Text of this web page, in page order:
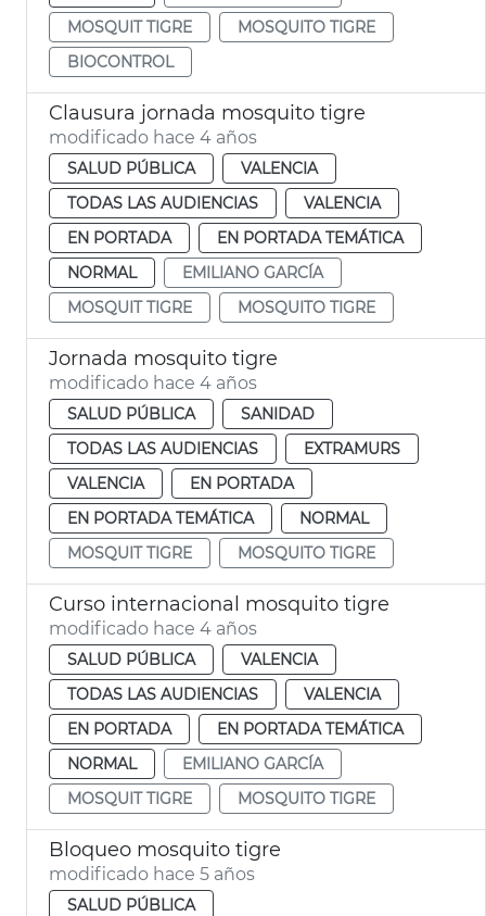
MOSQUIT TIGRE
MOSQUITO TIGRE
BIOCONTROL
Clausura jornada mosquito tigre
modificado hace 4 años
SALUD PÚBLICA
VALENCIA
TODAS LAS AUDIENCIAS
VALENCIA
EN PORTADA
EN PORTADA TEMÁTICA
NORMAL
EMILIANO GARCÍA
MOSQUIT TIGRE
MOSQUITO TIGRE
Jornada mosquito tigre
modificado hace 4 años
SALUD PÚBLICA
SANIDAD
TODAS LAS AUDIENCIAS
EXTRAMURS
VALENCIA
EN PORTADA
EN PORTADA TEMÁTICA
NORMAL
MOSQUIT TIGRE
MOSQUITO TIGRE
Curso internacional mosquito tigre
modificado hace 4 años
SALUD PÚBLICA
VALENCIA
TODAS LAS AUDIENCIAS
VALENCIA
EN PORTADA
EN PORTADA TEMÁTICA
NORMAL
EMILIANO GARCÍA
MOSQUIT TIGRE
MOSQUITO TIGRE
Bloqueo mosquito tigre
modificado hace 5 años
SALUD PÚBLICA